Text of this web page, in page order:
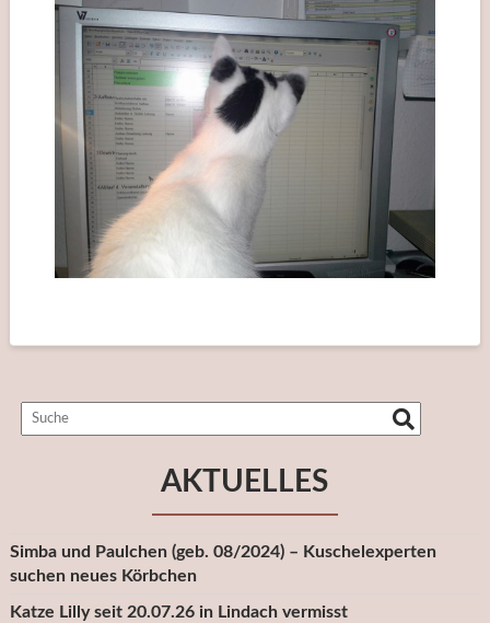
AKTUELLES
Simba und Paulchen (geb. 08/2024) – Kuschelexperten
suchen neues Körbchen
Katze Lilly seit 20.07.26 in Lindach vermisst